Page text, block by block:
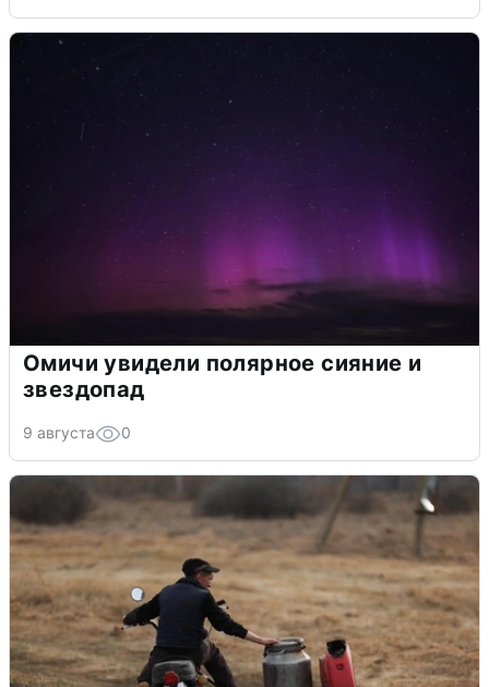
Омичи увидели полярное сияние и
звездопад
9 августа 0